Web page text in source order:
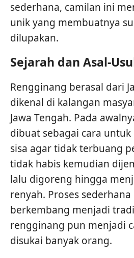
sederhana, camilan ini
unik yang membuatnya
dilupakan.
Sejarah dan Asal-
Rengginang berasal dari
dikenal di kalangan
Jawa Tengah. Pada
dibuat sebagai cara
sisa agar tidak terbuang
tidak habis kemudian
lalu digoreng hingga
renyah. Proses
berkembang menjadi
rengginang pun menjadi
disukai banyak orang.